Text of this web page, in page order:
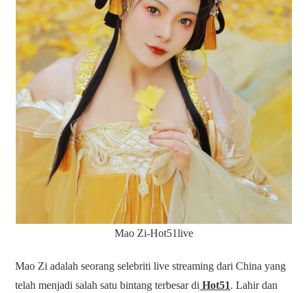
Mao Zi-Hot51live
Mao Zi adalah seorang selebriti live streaming dari China yang
telah menjadi salah satu bintang terbesar di Hot51. Lahir dan